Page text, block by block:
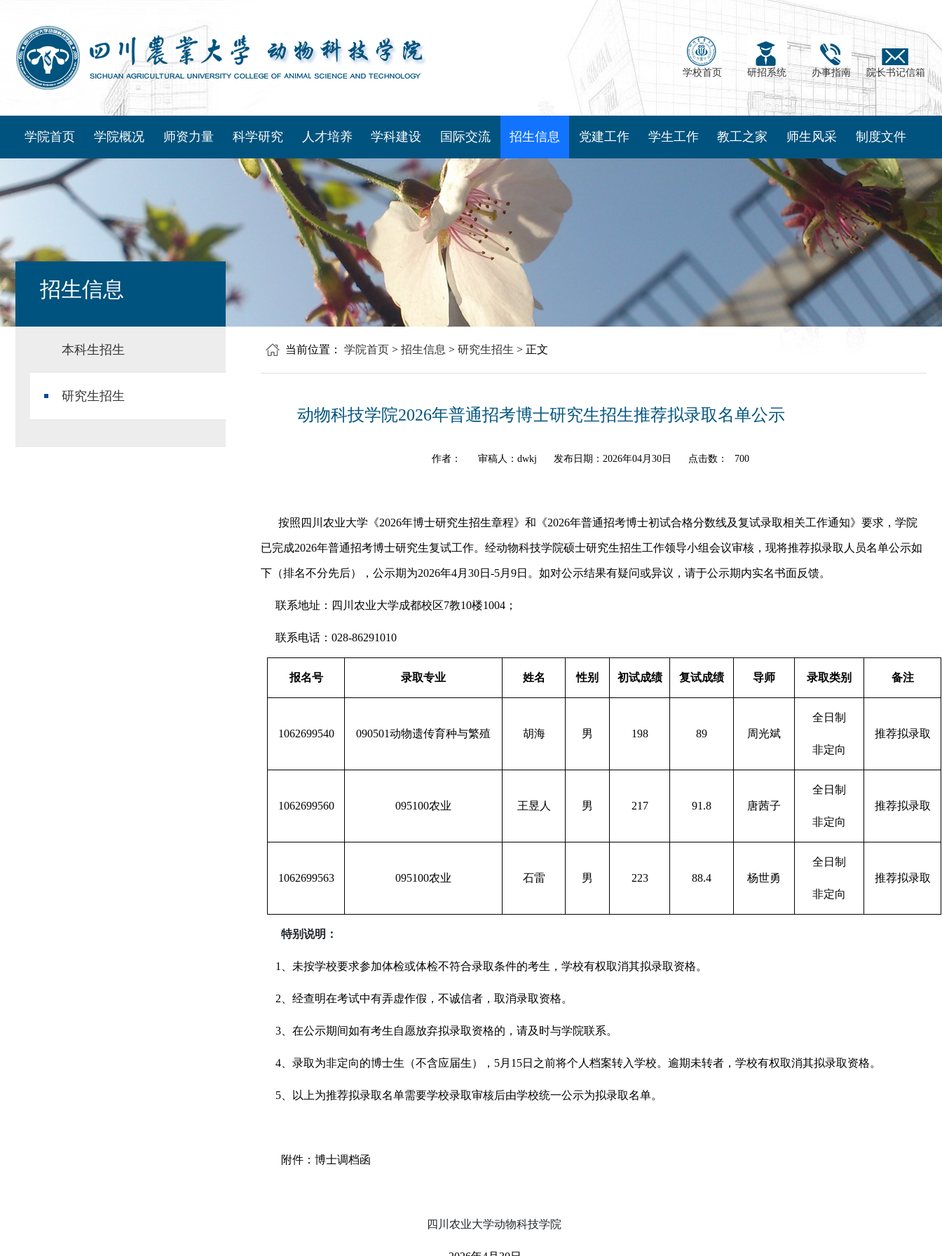
学校首页 研招系统 办事指南 院长书记信箱
学院首页 学院概况 师资力量 科学研究 人才培养 学科建设 国际交流 招生信息 党建工作 学生工作 教工之家 师生风采 制度文件
招生信息
本科生招生
研究生招生
当前位置： 学院首页 > 招生信息 > 研究生招生 > 正文
动物科技学院2026年普通招考博士研究生招生推荐拟录取名单公示
作者： 审稿人：dwkj 发布日期：2026年04月30日 点击数： 700
按照四川农业大学《2026年博士研究生招生章程》和《2026年普通招考博士初试合格分数线及复试录取相关工作通知》要求 ， 学院
已完成2026年普通招考博士研究生复试工作。经动物科技学院硕士研究生招生工作领导小组会议审核，现将推荐拟录取人员名单公示如
下（排名不分先后） ， 公示期为2026年4月 30日 -5月 9日。 如对公示结果有疑问或异议，请于公示期内实名书面反馈。
联系地址：四川农业大学成都校区7教10楼1004；
联系电话： 028-86291010
报名号 录取专业 姓名 性别 初试成绩 复试成绩 导师 录取类别 备注
1062699540 090501动物遗传育种与繁殖 胡海 男 198 89 周光斌
全日制
非定向
推荐拟录取
1062699560 095100农业 王昱人 男 217 91.8 唐茜子
全日制
非定向
推荐拟录取
1062699563 095100农业 石雷 男 223 88.4 杨世勇
全日制
非定向
推荐拟录取
特别说明：
1、未按学校要求参加体检或体检不符合录取条件的考生，学校有权取消其拟录取资格。
2、经查明在考试中有弄虚作假，不诚信者，取消录取资格。
3、在公示期间如有考生自愿放弃拟录取资格的，请及时与学院联系。
4、录取为非定向的博士生（不含应届生），5月 15日之前将个人档案转入学校。逾期未转者，学校有权取消其拟录取资格。
5、以上为推荐拟录取名单需要学校录取审核后由学校统一公示为拟录取名单。
附件：博士调档函
四川农业大学动物科技学院